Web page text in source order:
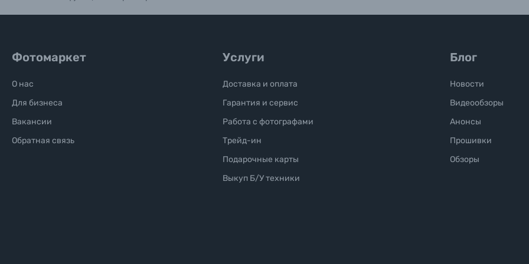
Фотомаркет
О нас
Для бизнеса
Вакансии
Обратная связь
Услуги
Доставка и оплата
Гарантия и сервис
Работа с фотографами
Трейд-ин
Подарочные карты
Выкуп Б/У техники
Блог
Новости
Видеообзоры
Анонсы
Прошивки
Обзоры